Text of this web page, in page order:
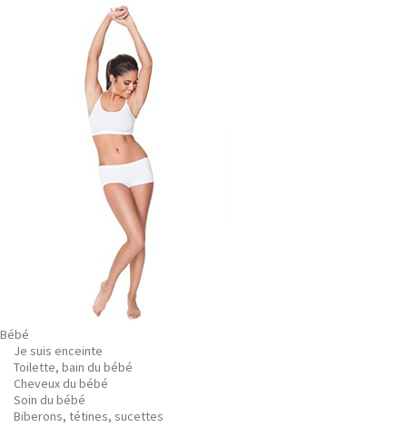
Bébé
Je suis enceinte
Toilette, bain du bébé
Cheveux du bébé
Soin du bébé
Biberons, tétines, sucettes